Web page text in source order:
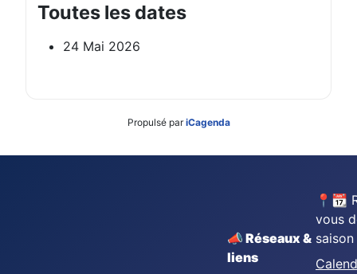
Toutes les dates
24 Mai 2026
Propulsé pariCagenda
📣 Réseaux &
liens
📍📆
vous
saison